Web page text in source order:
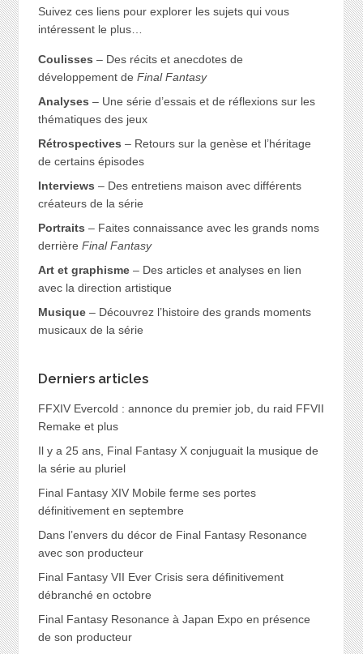
Suivez ces liens pour explorer les sujets qui vous
intéressent le plus…
Coulisses – Des récits et anecdotes de
développement de Final Fantasy
Analyses – Une série d’essais et de réflexions sur les
thématiques des jeux
Rétrospectives – Retours sur la genèse et l’héritage
de certains épisodes
Interviews – Des entretiens maison avec différents
créateurs de la série
Portraits – Faites connaissance avec les grands noms
derrière Final Fantasy
Art et graphisme– Des articles et analyses en lien
avec la direction artistique
Musique– Découvrez l’histoire des grands moments
musicaux de la série
Derniers articles
FFXIV Evercold : annonce du premier job, du raid FFVII
Remake et plus
Il y a 25 ans, Final Fantasy X conjuguait la musique de
la série au pluriel
Final Fantasy XIV Mobile ferme ses portes
définitivement en septembre
Dans l’envers du décor de Final Fantasy Resonance
avec son producteur
Final Fantasy VII Ever Crisis sera définitivement
débranché en octobre
Final Fantasy Resonance à Japan Expo en présence
de son producteur